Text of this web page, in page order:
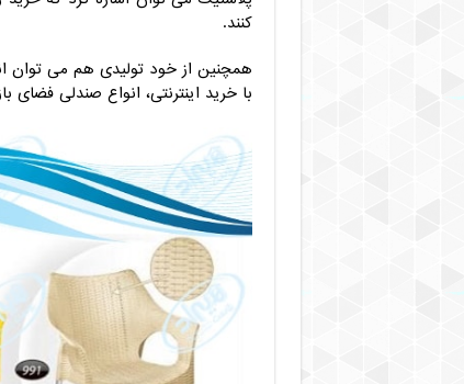
کنند.
همچنین از خود تولیدی هم می توان
با خرید اینترنتی، انواع صندلی